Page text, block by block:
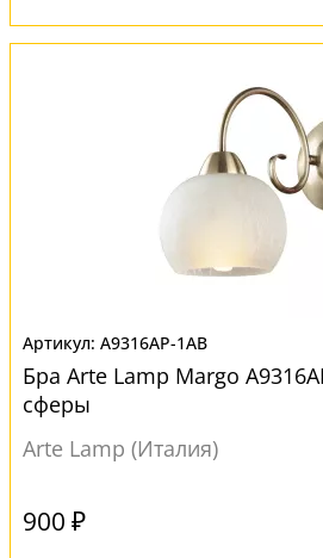
A9316AP-1AB
Бра Arte Lamp Margo
сферы
Arte Lamp (Италия)
900 ₽